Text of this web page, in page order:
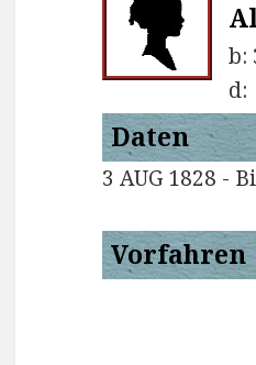
b:
d:
Daten
3 AUG 1828 -
Vorfahren